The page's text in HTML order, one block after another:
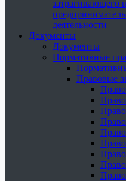
затрагивающего
деятельности
Документы
Документы
Нормативные
Правовые